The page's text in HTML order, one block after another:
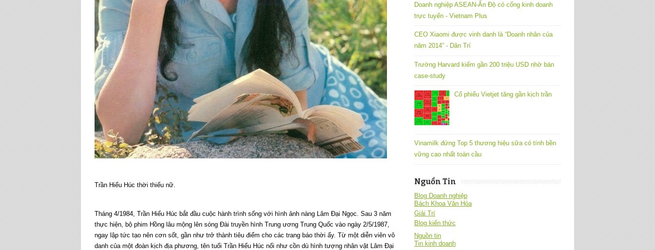
Trần Hiểu Húc thời thiếu nữ.
Tháng 4/1984, Trần Hiểu Húc bắt đầu cuộc hành trình sống với hình ảnh nàng Lâm Đại Ngọc. Sau 3 năm
thực hiện, bộ phim Hồng lâu mộng lên sóng Đài truyền hình Trung ương Trung Quốc vào ngày 2/5/1987,
ngay lập tức tạo nên cơn sốt, gần như trở thành tiêu điểm cho các trang báo thời ấy. Từ một diễn viên vô
danh của một đoàn kịch địa phương, tên tuổi Trần Hiểu Húc nổi như cồn dù hình tượng nhân vật Lâm Đại
Doanh nghiệp ASEAN-Ấn Độ có cổng kinh doanh
trực tuyến - Vietnam Plus
CEO Xiaomi được vinh danh là “Doanh nhân của
năm 2014” - Dân Trí
Trường Harvard kiếm gần 200 triệu USD nhờ bán
case-study
Cổ phiếu Vietjet tăng gần kịch trần
Vinamilk đứng Top 5 thương hiệu sữa có tính bền
vững cao nhất toàn cầu
Nguồn Tin
Blog Doanh nghiệp
Bách Khoa Văn Hóa
Giải Trí
Blog kiến thức
Nguồn tin
Tin kinh doanh